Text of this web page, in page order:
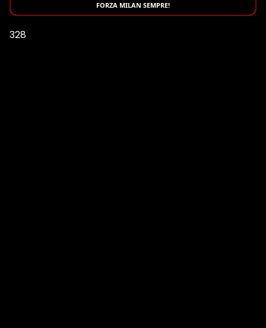
FORZA MILAN SEMPRE!
328